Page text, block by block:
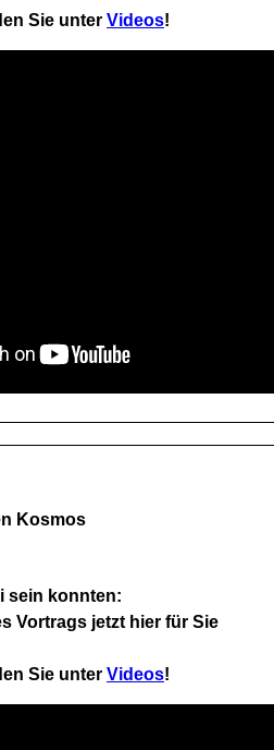
Sie unter Videos!
Kosmos
sein konnten:
Vortrags jetzt hier für Sie
Sie unter Videos!